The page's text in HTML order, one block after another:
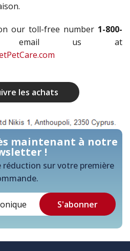
our toll-free number 1-800-
us at
les achats
maintenant à notre
!
réduction sur votre première